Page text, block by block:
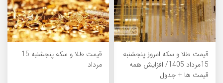
قیمت طلا و سکه امروز پنجشنبه
15مرداد 1405/ افزایش همه
قیمت ها + جدول
قیمت طلا و سکه پنجشنبه 15
مرداد